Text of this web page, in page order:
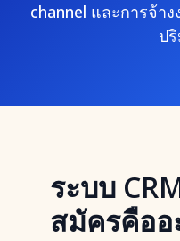
channel และการจ้า
ป
ระบบ
สมัครคืออ